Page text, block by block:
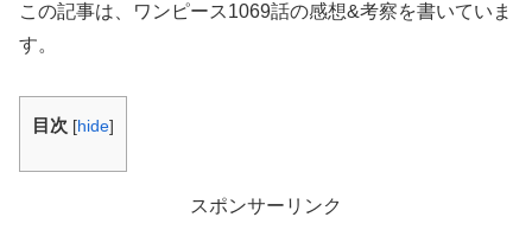
この記事は、ワンピース1069話の感想&考察を書いていま
す。
目次 [hide]
スポンサーリンク